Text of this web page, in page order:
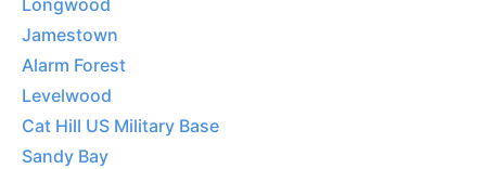
Longwood
Jamestown
Alarm Forest
Levelwood
Cat Hill US Military Base
Sandy Bay